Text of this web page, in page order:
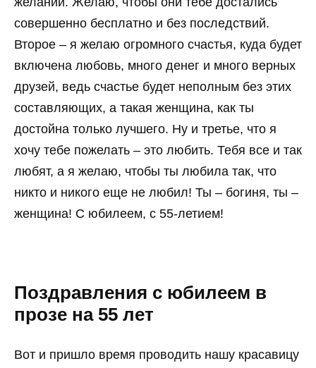
совершенно бесплатно и без последствий.
Второе – я желаю огромного счастья, куда будет
включена любовь, много денег и много верных
друзей, ведь счастье будет неполным без этих
составляющих, а такая женщина, как ты
достойна только лучшего. Ну и третье, что я
хочу тебе пожелать – это любить. Тебя все и так
любят, а я желаю, чтобы ты любила так, что
никто и никого еще не любил! Ты – богиня, ты –
женщина! С юбилеем, с 55-летием!
Поздравления с юбилеем в
прозе на 55 лет
Вот и пришло время проводить нашу красавицу